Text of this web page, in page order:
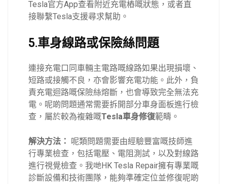
Tesla官方App查看附近充電樁嘅狀態，或者直
接聯繫Tesla支援尋求幫助。
5.車身線路或保險絲問題
連接充電口同車輛主電路嘅線路如果出現損壞、
短路或接觸不良，亦會影響充電功能。此外，負
責充電迴路嘅保險絲熔斷，也會導致完全無法充
電。呢啲問題通常需要拆開部分車身面板進行檢
查，屬於較為複雜嘅Tesla車身修復範疇。
解決方法： 呢類問題需要由經驗豐富嘅技師進
行專業檢查，包括電壓、電阻測試，以及對線路
進行視覺檢查。我哋HK Tesla Repair擁有專業嘅
診斷設備和技術團隊，能夠準確定位並修復呢啲